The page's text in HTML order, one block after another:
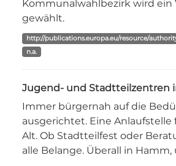
Kommunalwahlbezirk wird ein
gewählt.
http://publications.europa.eu/resource/
n.a.
Jugend- und Stadtteilzentren
Immer bürgernah auf die
ausgerichtet. Eine Anlaufstelle
Alt. Ob Stadtteilfest oder
alle Belange. Überall in Hamm,